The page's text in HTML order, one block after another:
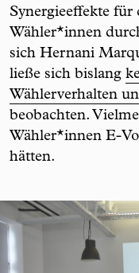
Synergieeffekte
Wähler*innen
sich Hernani
ließe sich bislang
Wählerverhalten
beobachten.
Wähler*innen E-
hätten.